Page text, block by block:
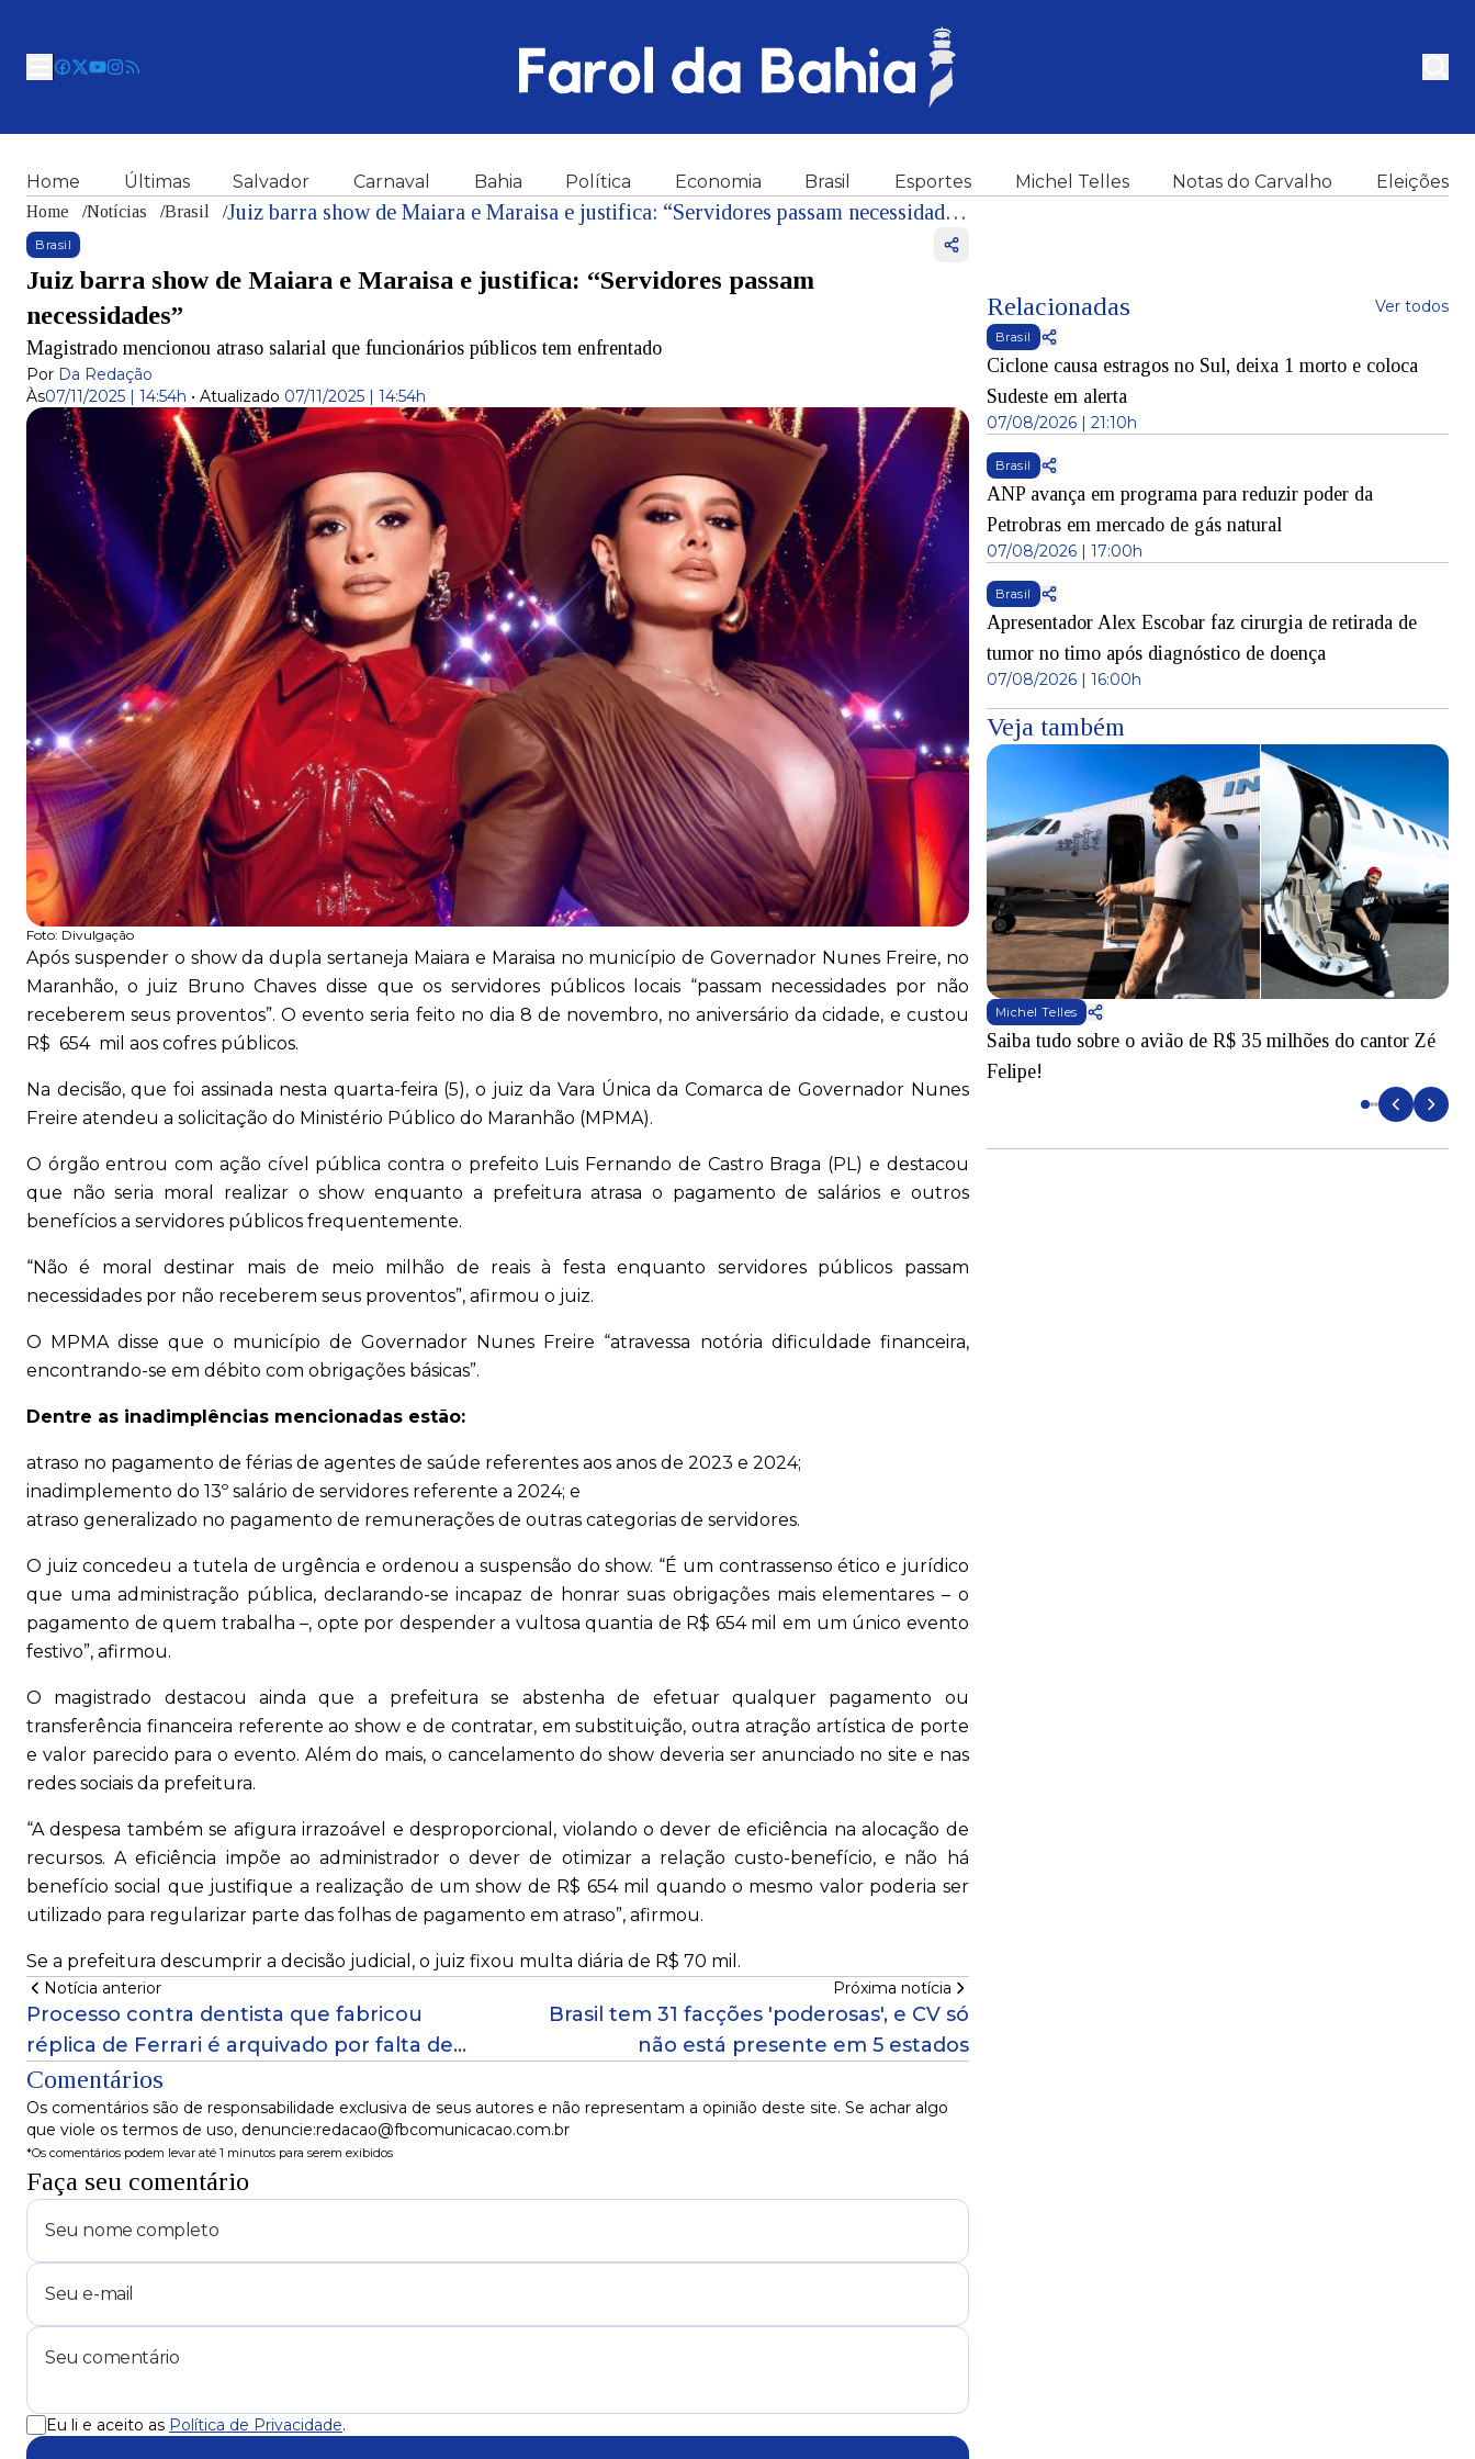
Home Últimas Salvador Carnaval Bahia Política Economia Brasil Esportes Michel Telles Notas do Carvalho Eleições
Home /Notícias /Brasil / Juiz barra show de Maiara e Maraisa e justifica: “Servidores passam necessidades”
Brasil
Juiz barra show de Maiara e Maraisa e justifica: “Servidores passam
necessidades”
Magistrado mencionou atraso salarial que funcionários públicos tem enfrentado
Por Da Redação
Às07/11/2025 | 14:54h • Atualizado 07/11/2025 | 14:54h
Foto: Divulgação
Após suspender o show da dupla sertaneja Maiara e Maraisa no município de Governador Nunes Freire, no
Maranhão, o juiz Bruno Chaves disse que os servidores públicos locais “passam necessidades por não
receberem seus proventos”. O evento seria feito no dia 8 de novembro, no aniversário da cidade, e custou
R$ 654 mil aos cofres públicos.
Na decisão, que foi assinada nesta quarta-feira (5), o juiz da Vara Única da Comarca de Governador Nunes
Freire atendeu a solicitação do Ministério Público do Maranhão (MPMA).
O órgão entrou com ação cível pública contra o prefeito Luis Fernando de Castro Braga (PL) e destacou
que não seria moral realizar o show enquanto a prefeitura atrasa o pagamento de salários e outros
benefícios a servidores públicos frequentemente.
“Não é moral destinar mais de meio milhão de reais à festa enquanto servidores públicos passam
necessidades por não receberem seus proventos”, afirmou o juiz.
O MPMA disse que o município de Governador Nunes Freire “atravessa notória dificuldade financeira,
encontrando-se em débito com obrigações básicas”.
Dentre as inadimplências mencionadas estão:
atraso no pagamento de férias de agentes de saúde referentes aos anos de 2023 e 2024;
inadimplemento do 13º salário de servidores referente a 2024; e
atraso generalizado no pagamento de remunerações de outras categorias de servidores.
O juiz concedeu a tutela de urgência e ordenou a suspensão do show. “É um contrassenso ético e jurídico
que uma administração pública, declarando-se incapaz de honrar suas obrigações mais elementares – o
pagamento de quem trabalha –, opte por despender a vultosa quantia de R$ 654 mil em um único evento
festivo”, afirmou.
O magistrado destacou ainda que a prefeitura se abstenha de efetuar qualquer pagamento ou
transferência financeira referente ao show e de contratar, em substituição, outra atração artística de porte
e valor parecido para o evento. Além do mais, o cancelamento do show deveria ser anunciado no site e nas
redes sociais da prefeitura.
“A despesa também se afigura irrazoável e desproporcional, violando o dever de eficiência na alocação de
recursos. A eficiência impõe ao administrador o dever de otimizar a relação custo-benefício, e não há
benefício social que justifique a realização de um show de R$ 654 mil quando o mesmo valor poderia ser
utilizado para regularizar parte das folhas de pagamento em atraso”, afirmou.
Se a prefeitura descumprir a decisão judicial, o juiz fixou multa diária de R$ 70 mil.
Notícia anterior
Processo contra dentista que fabricou
réplica de Ferrari é arquivado por falta de
pagamento
Próxima notícia
Brasil tem 31 facções 'poderosas', e CV só
não está presente em 5 estados
Comentários
Os comentários são de responsabilidade exclusiva de seus autores e não representam a opinião deste site. Se achar algo
que viole os termos de uso, denuncie:redacao@fbcomunicacao.com.br
*Os comentários podem levar até 1 minutos para serem exibidos
Faça seu comentário
Eu li e aceito as Política de Privacidade.
Relacionadas Ver todos
Brasil
Ciclone causa estragos no Sul, deixa 1 morto e coloca
Sudeste em alerta
07/08/2026 | 21:10h
Brasil
ANP avança em programa para reduzir poder da
Petrobras em mercado de gás natural
07/08/2026 | 17:00h
Brasil
Apresentador Alex Escobar faz cirurgia de retirada de
tumor no timo após diagnóstico de doença
07/08/2026 | 16:00h
Veja também
Michel Telles
Saiba tudo sobre o avião de R$ 35 milhões do cantor Zé
Felipe!